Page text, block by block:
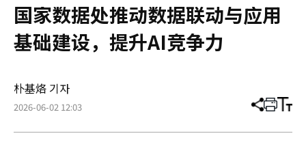
国家数据处推动数据联动与应用
基础建设，提升AI竞争力
朴基烙 기자
2026-06-02 12:03 分
章
打 调
小